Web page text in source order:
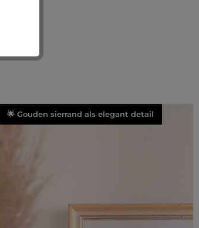
🌟 Gouden sierrand als elegant detail